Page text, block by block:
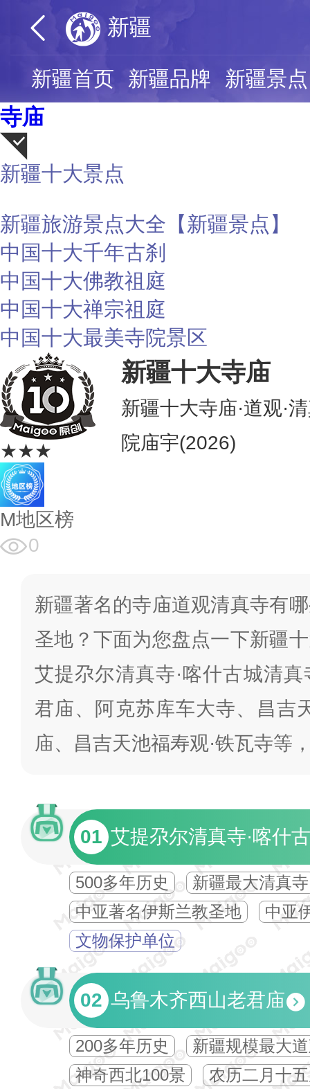
新疆
新疆首页 新疆品牌 新疆景点
寺庙
新疆十大景点
新疆旅游景点大全【新疆景点】
中国十大千年古刹
中国十大佛教祖庭
中国十大禅宗祖庭
中国十大最美寺院景区
★★★
新疆十大寺庙
新疆十大寺庙·道观·
院庙宇(2026)
M地区榜
0
新疆著名的寺庙道观清真寺有
圣地？下面为您盘点一下新疆
艾提尕尔清真寺·喀什古城清
君庙、阿克苏库车大寺、昌吉
庙、昌吉天池福寿观·铁瓦寺等
01 艾提尕尔清真寺·喀什
500多年历史
新疆最大清真寺
中亚著名伊斯兰教圣地
中亚
文物保护单位
02 乌鲁木齐西山老君庙
200多年历史
新疆规模最大
神奇西北100景
农历二月十